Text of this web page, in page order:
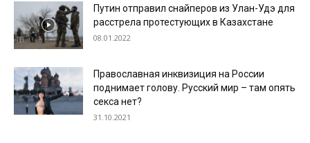
Путин отправил снайперов из Улан-Удэ для
расстрела протестующих в Казахстане
08.01.2022
Православная инквизиция на России
поднимает голову. Русский мир – там опять
секса нет?
31.10.2021